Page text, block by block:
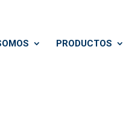
PRODUCTOS